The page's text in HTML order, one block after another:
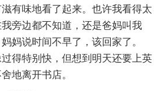
有味地看了起来。也许我看得太
旁边都不知道，还是爸妈叫我
妈说时间不早了，该回家了。
得特别快，但想到明天还要上英
地离开书店。